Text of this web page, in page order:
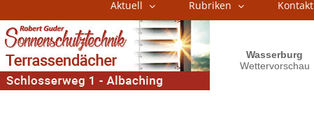
Aktuell Rubriken Kontakt